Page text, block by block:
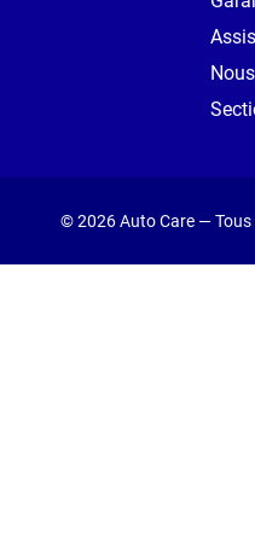
© 2026 Auto Care —